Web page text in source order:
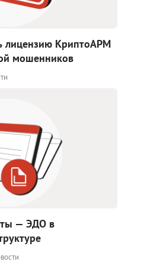
лицензию КриптоАРМ
мошенников
— ЭДО в